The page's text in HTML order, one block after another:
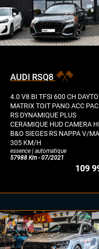
AUDI RSQ8
4.0 V8 BI TFSI 600 CH
MATRIX TOIT PANO ACC
RS DYNAMIQUE PLUS
CERAMIQUE HUD CAMERA
B&O SIEGES RS NAPPA V/
305 KM/H
essence | automatique
57988 Km - 07/2021
109